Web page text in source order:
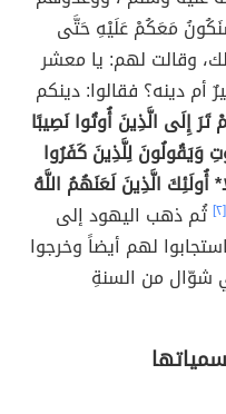
مَعَكُمْ عَلَيْهِ حَتَّى
وقالت لهم: يا معشر
أم دينه؟ فقالوا: دينكم
تَرَ إِلَى الَّذِينَ أُوتُوا نَصِيبًا
وَيَقُولُونَ لِلَّذِينَ كَفَرُوا
أُولَئِكَ الَّذِينَ لَعَنَهُمُ اللَّهُ
[٢] ثُم ذهب اليهود إلى
لهم أيضاً وخرجوا
شوّال من السنةِ